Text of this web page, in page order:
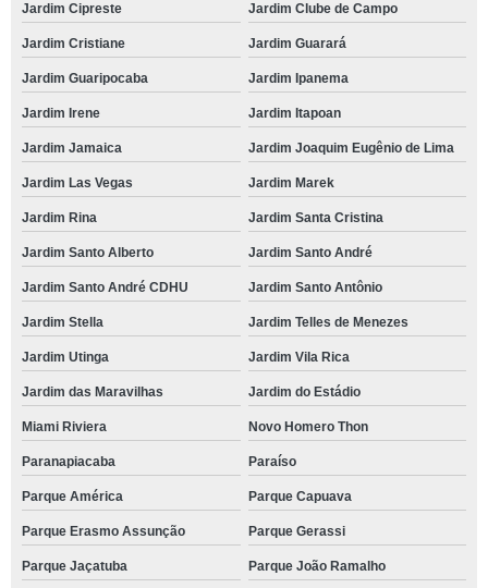
Jardim Cipreste Jardim Clube de Campo
Jardim Cristiane Jardim Guarará
Jardim Guaripocaba Jardim Ipanema
Jardim Irene Jardim Itapoan
Jardim Jamaica Jardim Joaquim Eugênio de Lima
Jardim Las Vegas Jardim Marek
Jardim Rina Jardim Santa Cristina
Jardim Santo Alberto Jardim Santo André
Jardim Santo André CDHU Jardim Santo Antônio
Jardim Stella Jardim Telles de Menezes
Jardim Utinga Jardim Vila Rica
Jardim das Maravilhas Jardim do Estádio
Miami Riviera Novo Homero Thon
Paranapiacaba Paraíso
Parque América Parque Capuava
Parque Erasmo Assunção Parque Gerassi
Parque Jaçatuba Parque João Ramalho